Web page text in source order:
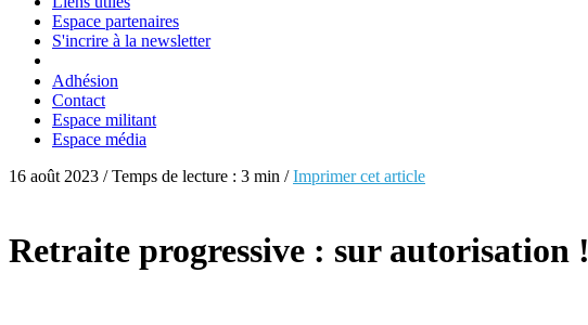
Espace partenaires
S'incrire à la newsletter
Adhésion
Contact
Espace militant
Espace média
16 août 2023 / Temps de lecture : 3 min /Imprimer cet article
Retraite progressive : sur autorisation !